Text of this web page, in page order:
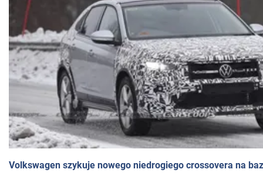
Volkswagen szykuje nowego niedrogiego crossovera na